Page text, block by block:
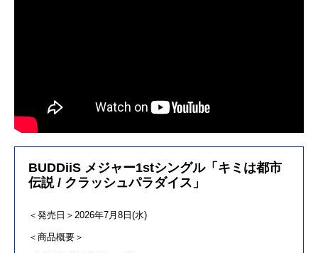
BUDDiiS メジャー1stシングル「キミは都市
伝説 / クラッシュパラダイス」
＜発売日＞2026年7月 8 日 (水)
＜商品概要＞